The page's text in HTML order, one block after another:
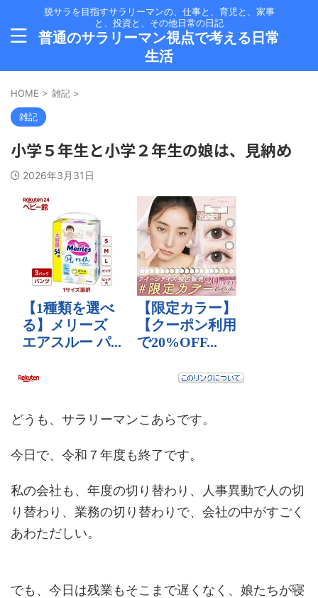
脱サラを目指すサラリーマンの、仕事と、育児と、家事
と、投資と、その他日常の日記
普通のサラリーマン視点で考える日常
生活
HOME > 雑記 >
雑記
小学５年生と小学２年生の娘は、見納め
2026年3月31日
どうも、サラリーマンこあらです。
今日で、令和７年度も終了です。
私の会社も、年度の切り替わり、人事異動で人の切
り替わり、業務の切り替わりで、会社の中がすごく
あわただしい。
でも、今日は残業もそこまで遅くなく、娘たちが寝